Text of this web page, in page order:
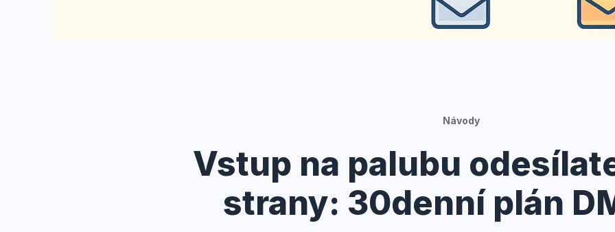
Návody
Vstup na palubu
strany: 30denní plán